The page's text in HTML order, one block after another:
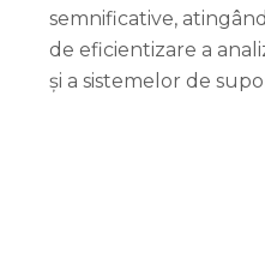
semnificative,
de eficientizare a
și a sistemelor de